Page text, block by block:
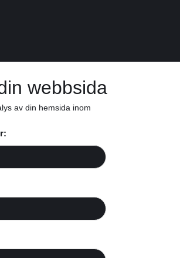
av din hemsida inom
webbsida